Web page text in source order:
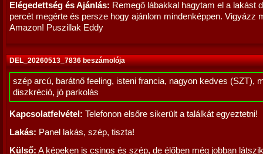
Elégedettség és Ajánlás: Remegő lábakkal hagytam el a lakást
percét megérte és persze hogy ajánlom mindenképpen. Vigyázz
Amazon! Puszillak Eddy
DEL_20260513_7836 beszámolója
szép arcú, barátnő feeling, isteni francia, nagyon kedves (SZT),
diszkréció, jó parkolás
Kapcsolatfelvétel: Telefonon elsőre sikerült a találkát egyeztetni!
Lakás: Panel lakás, szép, tiszta!
Külső: A képeken is csinos és szép, de élőben még jobban